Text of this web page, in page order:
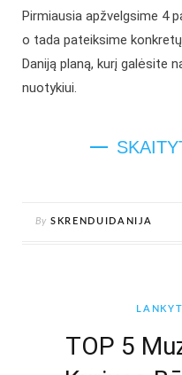
Pirmiausia apžvelgsime 4
o tada pateiksime
Daniją planą, kurį galėsite
nuotykiui.
By SKRENDUIDANIJA
TOP 5